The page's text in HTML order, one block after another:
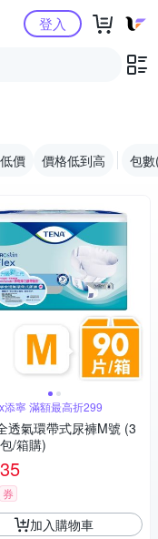
物中心登入
價 價格低到高 包
添寧 滿額最高折299
透氣環帶式尿褲M號 (3
/箱購)
券
加入購物車